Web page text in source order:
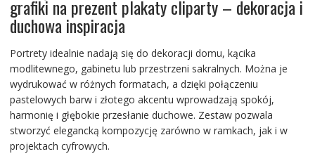
grafiki na prezent plakaty cliparty – dekoracja i
duchowa inspiracja
Portrety idealnie nadają się do dekoracji domu, kącika
modlitewnego, gabinetu lub przestrzeni sakralnych. Można je
wydrukować w różnych formatach, a dzięki połączeniu
pastelowych barw i złotego akcentu wprowadzają spokój,
harmonię i głębokie przesłanie duchowe. Zestaw pozwala
stworzyć elegancką kompozycję zarówno w ramkach, jak i w
projektach cyfrowych.